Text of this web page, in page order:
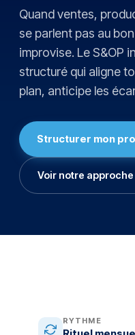
Quand ventes,
se parlent pas au
improvise. Le S&OP
structuré qui aligne
plan, anticipe les
Structurer mon
Voir notre
RYTHME